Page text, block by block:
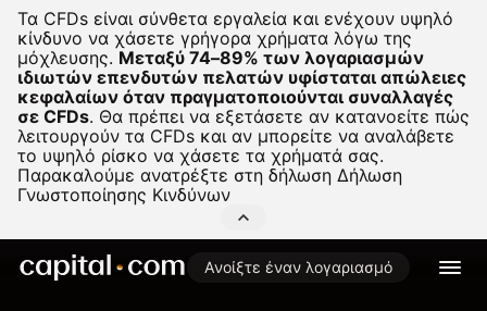
Τα CFDs είναι σύνθετα εργαλεία και ενέχουν υψηλό
κίνδυνο να χάσετε γρήγορα χρήματα λόγω της
μόχλευσης. Μεταξύ 74–89% των λογαριασμών
ιδιωτών επενδυτών πελατών υφίσταται απώλειες
κεφαλαίων όταν πραγματοποιούνται συναλλαγές
σε CFDs. Θα πρέπει να εξετάσετε αν κατανοείτε πώς
λειτουργούν τα CFDs και αν μπορείτε να αναλάβετε
το υψηλό ρίσκο να χάσετε τα χρήματά σας.
Παρακαλούμε ανατρέξτε στη δήλωση Δήλωση
Γνωστοποίησης Κινδύνων
Ανοίξτε έναν λογαριασμό